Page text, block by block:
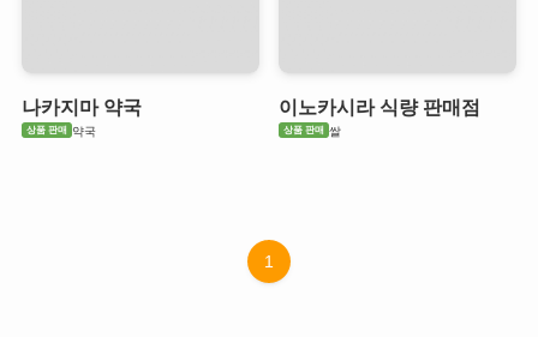
나카지마 약국
상품 판매 약국
이노카시라 식량 판매점
상품 판매 쌀
1